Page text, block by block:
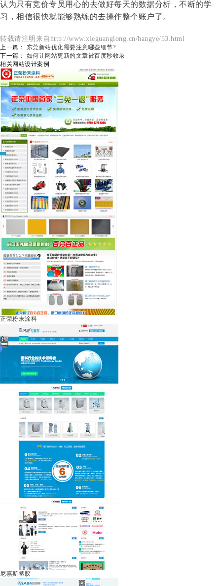
认为只有竞价专员用心的去做好每天的数据分析，不断的学
习，相信很快就能够熟练的去操作整个账户了。
转载请注明来自http://www.xieguanglong.cn/hangye/53.html
上一篇：
东莞新站优化需要注意哪些细节?
下一篇： 如何让网站更新的文章被百度秒收录
相关网站设计案例
正荣粉末涂料
尼嘉斯塑胶